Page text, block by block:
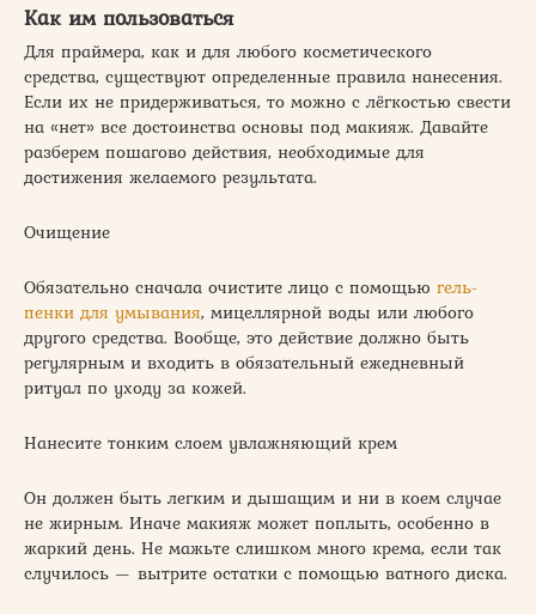
Как им пользоваться
Для праймера, как и для любого косметического
средства, существуют определенные правила нанесения.
Если их не придерживаться, то можно с лёгкостью свести
на «нет» все достоинства основы под макияж. Давайте
разберем пошагово действия, необходимые для
достижения желаемого результата.
Очищение
Обязательно сначала очистите лицо с помощью гель-
пенки для умывания, мицеллярной воды или любого
другого средства. Вообще, это действие должно быть
регулярным и входить в обязательный ежедневный
ритуал по уходу за кожей.
Нанесите тонким слоем увлажняющий крем
Он должен быть легким и дышащим и ни в коем случае
не жирным. Иначе макияж может поплыть, особенно в
жаркий день. Не мажьте слишком много крема, если так
случилось — вытрите остатки с помощью ватного диска.